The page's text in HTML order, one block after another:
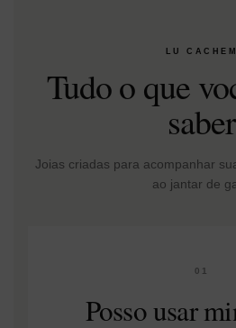
LU CACHEM
Tudo o que
saber
Joias criadas para acompanhar
ao jantar de
01
Posso usar